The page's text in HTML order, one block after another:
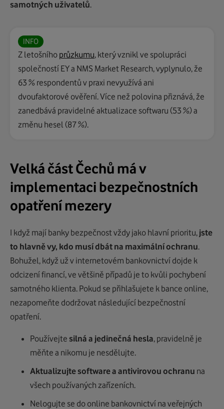
samotných uživatelů.
INFO
Z letošního průzkumu, který vznikl ve spolupráci
společností EY a NMS Market Research, vyplynulo, že
63 % respondentů v praxi nevyužívá ani
dvoufaktorové ověření. Více než polovina přiznává, že
zanedbává pravidelné aktualizace softwaru (53 %) a
změnu hesel (87 %).
Velká část Čechů má v
implementaci bezpečnostních
opatření mezery
I když mají banky bezpečnost vždy jako hlavní prioritu, jste
to hlavně vy, kdo musí dbát na maximální ochranu.
Bohužel, když už v internetovém bankovnictví dojde k
odcizení financí, ve většině případů je to kvůli pochybení
samotného klienta. Pokud se přihlašujete k bance online,
nezapomeňte dodržovat následující bezpečnostní
opatření.
Používejte silná a jedinečná hesla, pravidelně je
měňte a nikomu je nesdělujte.
Aktualizujte software a antivirovou ochranu na
všech používaných zařízeních.
Nelogujte se do online bankovnictví na veřejných